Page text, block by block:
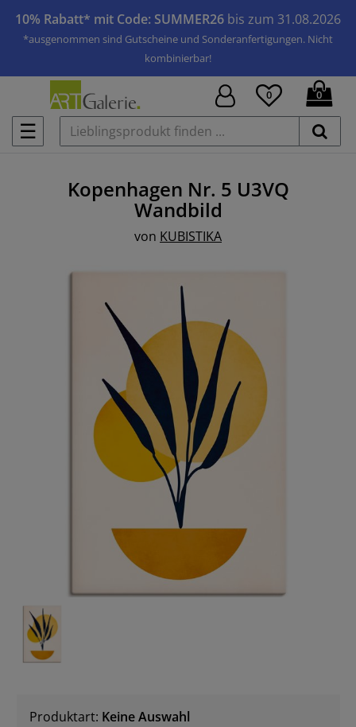
10% Rabatt* mit Code: SUMMER26 bis zum 31.08.2026
*ausgenommen sind Gutscheine und Sonderanfertigungen. Nicht
kombinierbar!
☰
0 0
Kopenhagen Nr. 5 U3VQ
Wandbild
von KUBISTIKA
Produktart: Keine Auswahl